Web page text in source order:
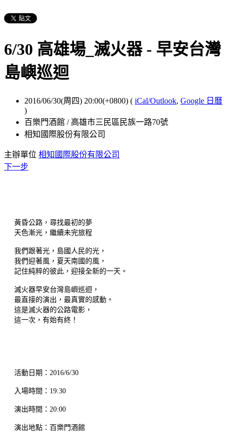
6/30 高雄場_滅火器 - 早安台灣
島嶼巡迴
2016/06/30(周四) 20:00(+0800) ( iCal/Outlook, Google 日曆
)
百樂門酒館 / 高雄市三民區民族一路70號
相知國際股份有限公司
主辦單位 相知國際股份有限公司
下一步
黃昏公路，尋找最初的夢
天色漸光，繼續未完旅程
我們跟著光，島國人民的光，
我們迎著風，夏天南國的風，
記住純粹的彼此，迎接全新的一天。
滅火器早安台灣島嶼巡迴，
最直接的演出，最真實的感動。
這是滅火器的公路電影，
這一次，有始有終！
活動日期：2016/6/30
入場時間：19:30
演出時間：20:00
演出地點：百樂門酒館